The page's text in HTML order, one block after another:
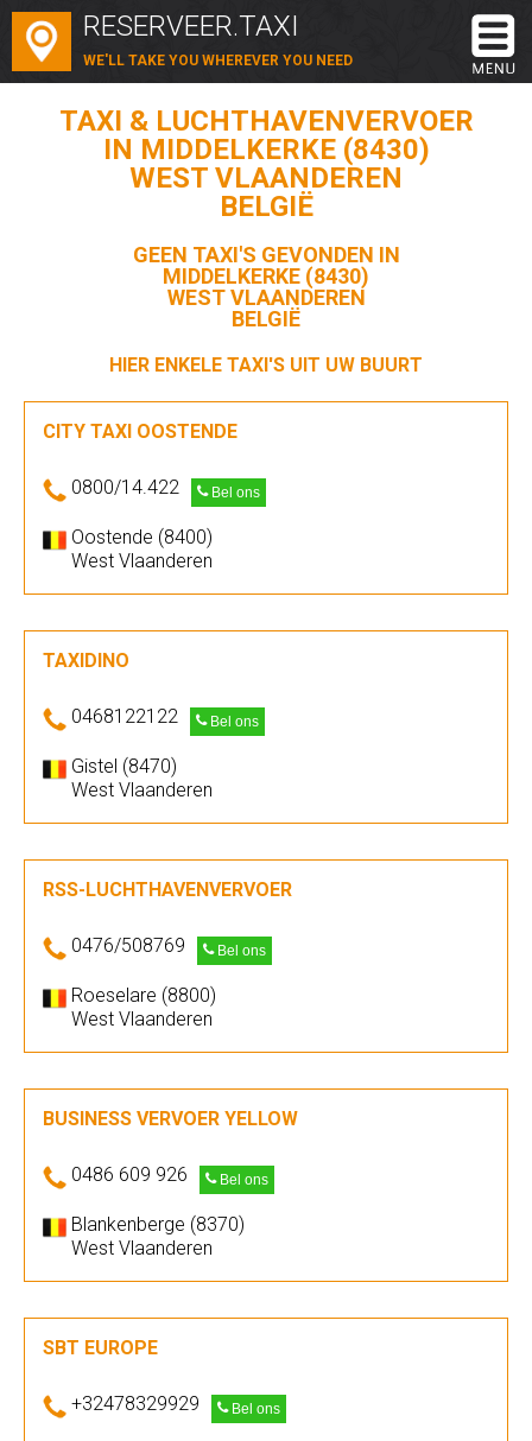
RESERVEER.TAXI
WE'LL TAKE YOU WHEREVER YOU NEED
TAXI & LUCHTHAVENVERVOER
IN MIDDELKERKE (8430)
WEST VLAANDEREN
BELGIË
GEEN TAXI'S GEVONDEN IN
MIDDELKERKE (8430)
WEST VLAANDEREN
BELGIË
HIER ENKELE TAXI'S UIT UW BUURT
CITY TAXI OOSTENDE
0800/14.422 Bel ons
Oostende (8400)
West Vlaanderen
TAXIDINO
0468122122 Bel ons
Gistel (8470)
West Vlaanderen
RSS-LUCHTHAVENVERVOER
0476/508769 Bel ons
Roeselare (8800)
West Vlaanderen
BUSINESS VERVOER YELLOW
0486 609 926 Bel ons
Blankenberge (8370)
West Vlaanderen
SBT EUROPE
+32478329929 Bel ons